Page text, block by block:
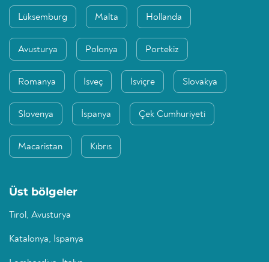
Lüksemburg Malta Hollanda
Avusturya Polonya Portekiz
Romanya İsveç İsviçre Slovakya
Slovenya İspanya Çek Cumhuriyeti
Macaristan Kıbrıs
Üst bölgeler
Tirol, Avusturya
Katalonya, İspanya